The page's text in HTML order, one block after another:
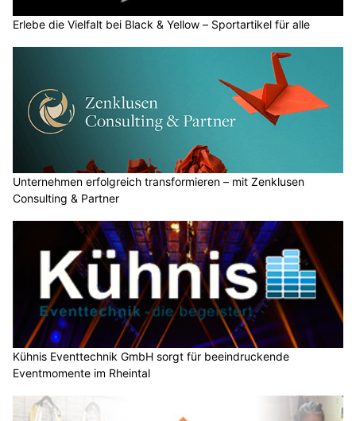
Erlebe die Vielfalt bei Black & Yellow – Sportartikel für alle
Unternehmen erfolgreich transformieren – mit Zenklusen
Consulting & Partner
Kühnis Eventtechnik GmbH sorgt für beeindruckende
Eventmomente im Rheintal